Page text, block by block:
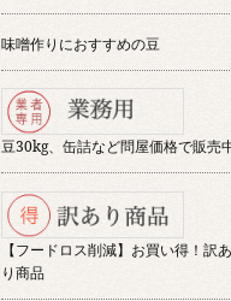
味噌作りにおすすめの豆
豆30kg、缶詰など問屋価格で販売
【フードロス削減】お買い得！訳あ
り商品